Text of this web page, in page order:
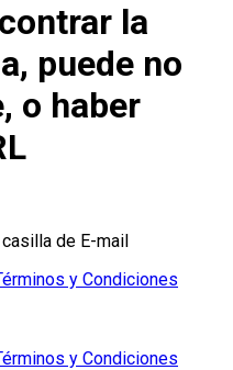
la
puede no
o haber
de E-mail
y Condiciones
y Condiciones